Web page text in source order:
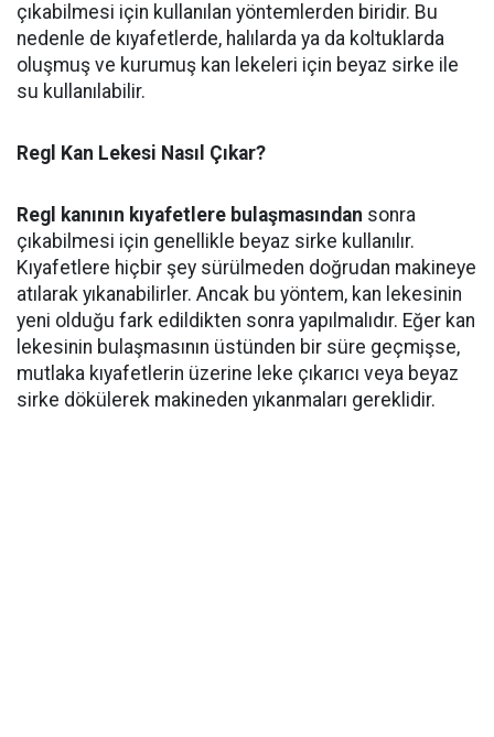
çıkabilmesi için kullanılan yöntemlerden biridir. Bu
nedenle de kıyafetlerde, halılarda ya da koltuklarda
oluşmuş ve kurumuş kan lekeleri için beyaz sirke ile
su kullanılabilir.
Regl Kan Lekesi Nasıl Çıkar?
Regl kanının kıyafetlere bulaşmasından sonra
çıkabilmesi için genellikle beyaz sirke kullanılır.
Kıyafetlere hiçbir şey sürülmeden doğrudan makineye
atılarak yıkanabilirler. Ancak bu yöntem, kan lekesinin
yeni olduğu fark edildikten sonra yapılmalıdır. Eğer kan
lekesinin bulaşmasının üstünden bir süre geçmişse,
mutlaka kıyafetlerin üzerine leke çıkarıcı veya beyaz
sirke dökülerek makineden yıkanmaları gereklidir.